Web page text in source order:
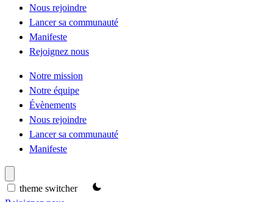
Nous rejoindre
Lancer sa communauté
Manifeste
Rejoignez nous
Notre mission
Notre équipe
Évènements
Nous rejoindre
Lancer sa communauté
Manifeste
theme switcher